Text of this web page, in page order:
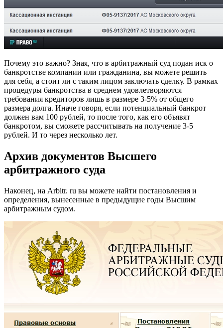
Почему это важно? Зная, что в арбитражный суд подан иск о
банкротстве компании или гражданина, вы можете решить
для себя, а стоит ли с таким лицом заключать сделку. В рамках
процедуры банкротства в среднем удовлетворяются
требования кредиторов лишь в размере 3-5% от общего
размера долга. Иначе говоря, если потенциальный банкрот
должен вам 100 рублей, то после того, как его объявят
банкротом, вы сможете рассчитывать на получение 3-5
рублей. И то через несколько лет.
Архив документов Высшего
арбитражного суда
Наконец, на Arbitr. ru вы можете найти постановления и
определения, вынесенные в предыдущие годы Высшим
арбитражным судом.